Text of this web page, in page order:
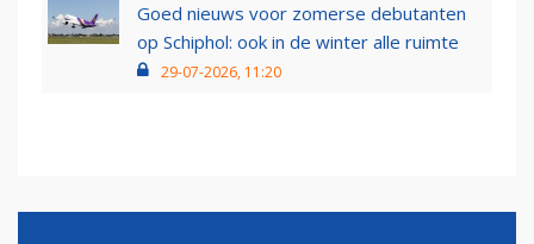
Goed nieuws voor zomerse debutanten
op Schiphol: ook in de winter alle ruimte
29-07-2026, 11:20